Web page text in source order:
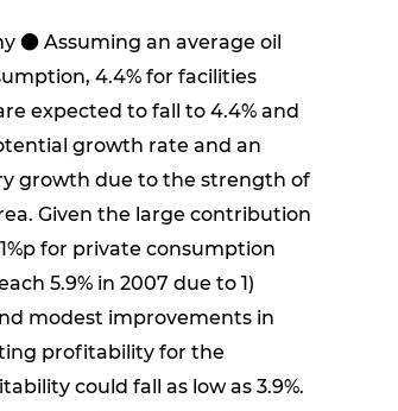
● Assuming an average oil
4.4% for facilities
expected to fall to 4.4% and
growth rate and an
growth due to the strength of
Given the large contribution
for private consumption
5.9% in 2007 due to 1)
modest improvements in
profitability for the
could fall as low as 3.9%.